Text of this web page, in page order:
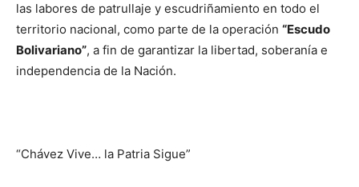
las labores de patrullaje y escudriñamiento en todo el
territorio nacional, como parte de la operación “Escudo
Bolivariano”, a fin de garantizar la libertad, soberanía e
independencia de la Nación.
“Chávez Vive… la Patria Sigue”